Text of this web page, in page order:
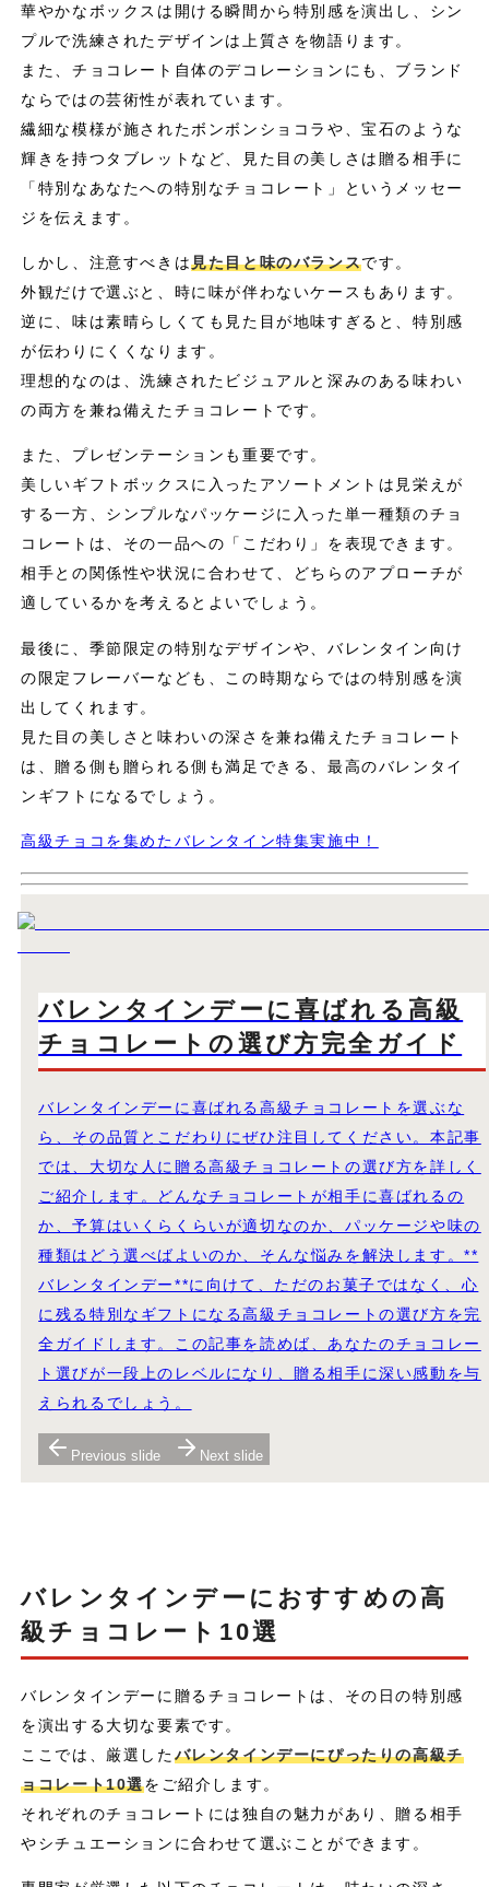
華やかなボックスは開ける瞬間から特別感を演出し、シン
プルで洗練されたデザインは上質さを物語ります。
また、チョコレート自体のデコレーションにも、ブランド
ならではの芸術性が表れています。
繊細な模様が施されたボンボンショコラや、宝石のような
輝きを持つタブレットなど、見た目の美しさは贈る相手に
「特別なあなたへの特別なチョコレート」というメッセー
ジを伝えます。
しかし、注意すべきは見た目と味のバランスです。
外観だけで選ぶと、時に味が伴わないケースもあります。
逆に、味は素晴らしくても見た目が地味すぎると、特別感
が伝わりにくくなります。
理想的なのは、洗練されたビジュアルと深みのある味わい
の両方を兼ね備えたチョコレートです。
また、プレゼンテーションも重要です。
美しいギフトボックスに入ったアソートメントは見栄えが
する一方、シンプルなパッケージに入った単一種類のチョ
コレートは、その一品への「こだわり」を表現できます。
相手との関係性や状況に合わせて、どちらのアプローチが
適しているかを考えるとよいでしょう。
最後に、季節限定の特別なデザインや、バレンタイン向け
の限定フレーバーなども、この時期ならではの特別感を演
出してくれます。
見た目の美しさと味わいの深さを兼ね備えたチョコレート
は、贈る側も贈られる側も満足できる、最高のバレンタイ
ンギフトになるでしょう。
高級チョコを集めたバレンタイン特集実施中！
バレンタインデーに喜ばれる高級
チョコレートの選び方完全ガイド
バレンタインデーに喜ばれる高級チョコレートを選ぶな
ら、その品質とこだわりにぜひ注目してください。本記事
では、大切な人に贈る高級チョコレートの選び方を詳しく
ご紹介します。どんなチョコレートが相手に喜ばれるの
か、予算はいくらくらいが適切なのか、パッケージや味の
種類はどう選べばよいのか、そんな悩みを解決します。**
バレンタインデー**に向けて、ただのお菓子ではなく、心
に残る特別なギフトになる高級チョコレートの選び方を完
全ガイドします。この記事を読めば、あなたのチョコレー
ト選びが一段上のレベルになり、贈る相手に深い感動を与
えられるでしょう。
Previous slide Next slide
バレンタインデーにおすすめの高
級チョコレート10選
バレンタインデーに贈るチョコレートは、その日の特別感
を演出する大切な要素です。
ここでは、厳選したバレンタインデーにぴったりの高級チ
ョコレート10選をご紹介します。
それぞれのチョコレートには独自の魅力があり、贈る相手
やシチュエーションに合わせて選ぶことができます。